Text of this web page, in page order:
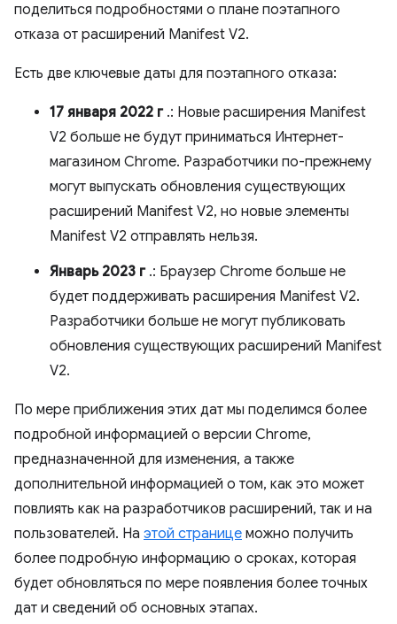
поделиться подробностями о плане поэтапного
отказа от расширений Manifest V2.
Есть две ключевые даты для поэтапного отказа:
17 января 2022 г.: Новые расширения Manifest
V2 больше не будут приниматься Интернет-
магазином Chrome. Разработчики по-прежнему
могут выпускать обновления существующих
расширений Manifest V2, но новые элементы
Manifest V2 отправлять нельзя.
Январь 2023 г.: Браузер Chrome больше не
будет поддерживать расширения Manifest V2.
Разработчики больше не могут публиковать
обновления существующих расширений Manifest
V2.
По мере приближения этих дат мы поделимся более
подробной информацией о версии Chrome,
предназначенной для изменения, а также
дополнительной информацией о том, как это может
повлиять как на разработчиков расширений, так и на
пользователей. На этой странице можно получить
более подробную информацию о сроках, которая
будет обновляться по мере появления более точных
дат и сведений об основных этапах.